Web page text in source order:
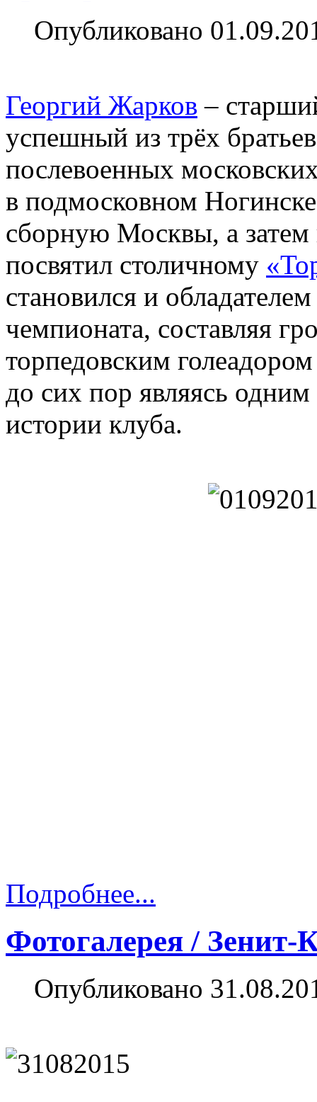
Опубликовано
Георгий Жарков –
успешный из трёх
послевоенных
в подмосковном
сборную Москвы, а затем
посвятил столичному
становился и
чемпионата, составляя
торпедовским
до сих пор являясь
истории клуба.
Подробнее...
Фотогалерея / Зенит-
Опубликовано